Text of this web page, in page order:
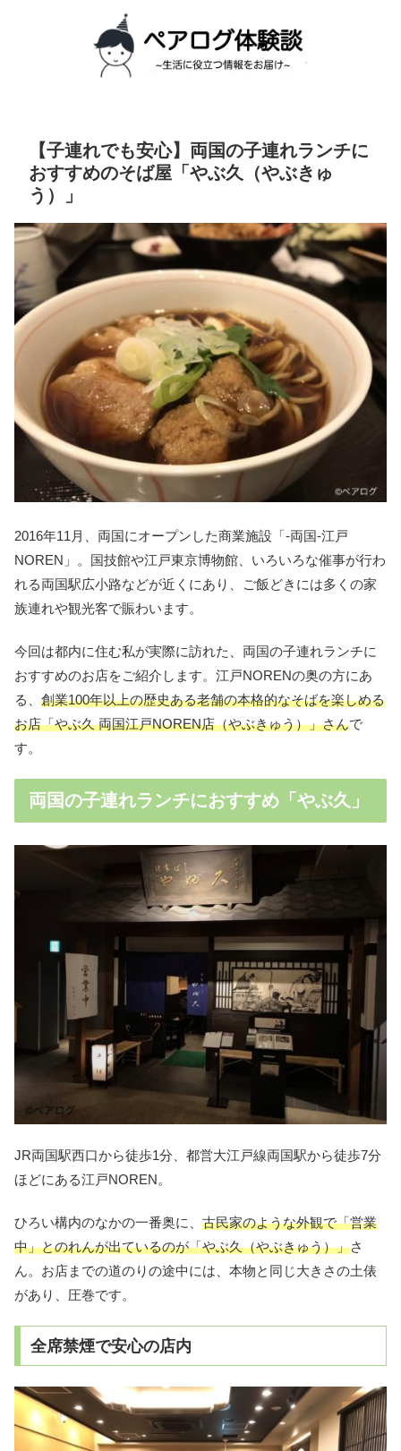
【子連れでも安心】両国の子連れランチに
おすすめのそば屋「やぶ久（やぶきゅ
う）」
2016年11月、両国にオープンした商業施設「-両国-江戸
NOREN」。国技館や江戸東京博物館、いろいろな催事が行わ
れる両国駅広小路などが近くにあり、ご飯どきには多くの家
族連れや観光客で賑わいます。
今回は都内に住む私が実際に訪れた、両国の子連れランチに
おすすめのお店をご紹介します。江戸NORENの奥の方にあ
る、 創業100年以上の歴史ある老舗の本格的なそばを楽しめる
お店「やぶ久 両国江戸NOREN店（やぶきゅう）」さんで
す。
両国の子連れランチにおすすめ「やぶ久」
JR両国駅西口から徒歩1分、都営大江戸線両国駅から徒歩7分
ほどにある江戸NOREN。
ひろい構内のなかの一番奥に、 古民家のような外観で「営業
中」とのれんが出ているのが「やぶ久（やぶきゅう）」さ
ん。お店までの道のりの途中には、本物と同じ大きさの土俵
があり、圧巻です。
全席禁煙で安心の店内